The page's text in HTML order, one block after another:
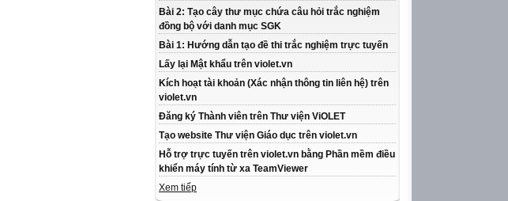
Bài 2: Tạo cây thư mục chứa câu hỏi trắc nghiệm
đồng bộ với danh mục SGK
Bài 1: Hướng dẫn tạo đề thi trắc nghiệm trực tuyến
Lấy lại Mật khẩu trên violet.vn
Kích hoạt tài khoản (Xác nhận thông tin liên hệ) trên
violet.vn
Đăng ký Thành viên trên Thư viện ViOLET
Tạo website Thư viện Giáo dục trên violet.vn
Hỗ trợ trực tuyến trên violet.vn bằng Phần mềm điều
khiển máy tính từ xa TeamViewer
Xem tiếp